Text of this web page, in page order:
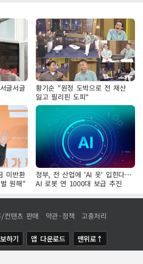
글서글
황기순 "원정 도박으로 전 재산
잃고 필리핀 도피"
미반환
원해"
정부, 전 산업에 'AI 옷' 입힌다…
AI 로봇 연 1000대 보급 추진
/컨텐츠 판매 약관·정책 고충처리
하기 앱 다운로드 맨위로↑